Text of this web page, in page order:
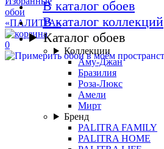
0
В каталог обоев
В каталог коллекций
Каталог обоев
Коллекции
Аму-Джан
Бразилия
Роза-Люкс
Амели
Мирт
Бренд
PALITRA FAMILY
PALITRA HOME